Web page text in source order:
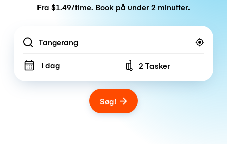
Fra $1.49/time. Book på under 2 minutter.
Location
I dag Number of bags
2 Tasker
Søg!